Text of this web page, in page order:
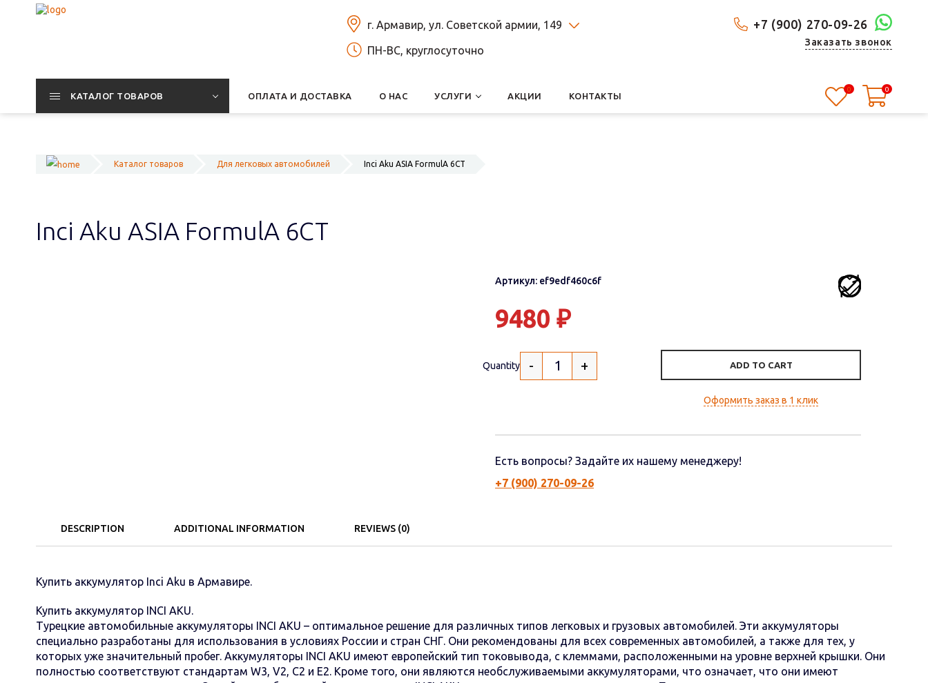
+7 (900) 270-09-26
Заказать звонок
г. Армавир, ул. Советской армии, 149
ПН-ВС, круглосуточно
КАТАЛОГ ТОВАРОВ ОПЛАТА И ДОСТАВКА О НАС УСЛУГИ АКЦИИ КОНТАКТЫ
0 0
Каталог товаров Для легковых автомобилей Inci Aku ASIA FormulА 6СТ
Inci Aku ASIA FormulА 6СТ
Артикул: ef9edf460c6f
9480 ₽
Quantity - + ADD TO CART
Оформить заказ в 1 клик
Есть вопросы? Задайте их нашему менеджеру!
+7 (900) 270-09-26
DESCRIPTION ADDITIONAL INFORMATION REVIEWS (0)
Купить аккумулятор Inci Aku в Армавире.
Купить аккумулятор INCI AKU.
Турецкие автомобильные аккумуляторы INCI AKU – оптимальное решение для различных типов легковых и грузовых автомобилей. Эти аккумуляторы
специально разработаны для использования в условиях России и стран СНГ. Они рекомендованы для всех современных автомобилей, а также для тех, у
которых уже значительный пробег. Аккумуляторы INCI AKU имеют европейский тип токовывода, с клеммами, расположенными на уровне верхней крышки. Они
полностью соответствуют стандартам W3, V2, C2 и E2. Кроме того, они являются необслуживаемыми аккумуляторами, что означает, что они имеют